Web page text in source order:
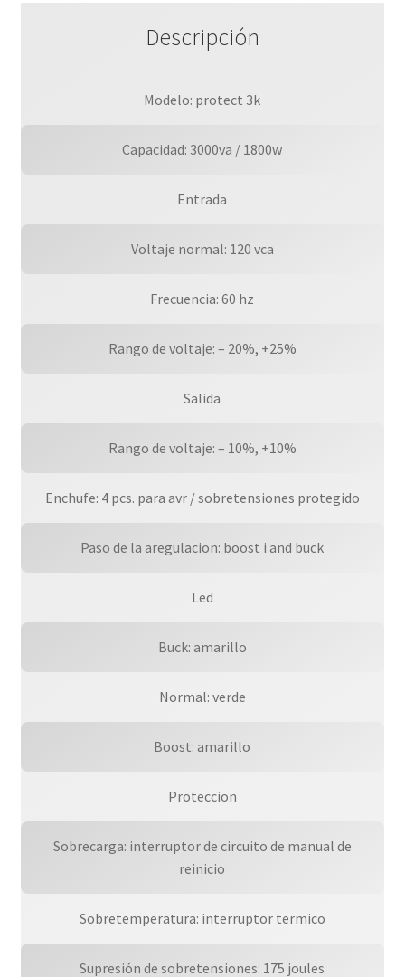
Descripción
Modelo: protect 3k
Capacidad: 3000va / 1800w
Entrada
Voltaje normal: 120 vca
Frecuencia: 60 hz
Rango de voltaje: – 20%, +25%
Salida
Rango de voltaje: – 10%, +10%
Enchufe: 4 pcs. para avr / sobretensiones protegido
Paso de la aregulacion: boost i and buck
Led
Buck: amarillo
Normal: verde
Boost: amarillo
Proteccion
Sobrecarga: interruptor de circuito de manual de
reinicio
Sobretemperatura: interruptor termico
Supresión de sobretensiones: 175 joules